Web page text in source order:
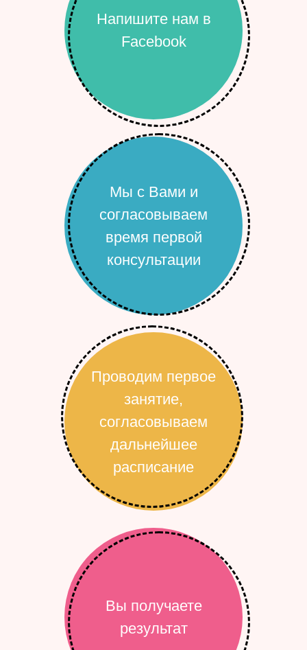
Напишите нам в
Facebook
Мы с Вами и
согласовываем
время первой
консультации
Проводим первое
занятие,
согласовываем
дальнейшее
расписание
Вы получаете
результат